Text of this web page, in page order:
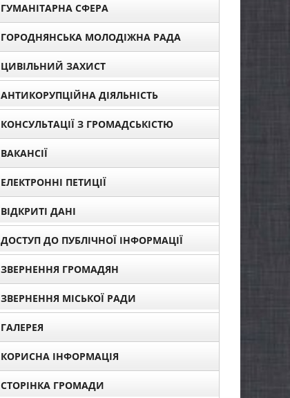
ГУМАНІТАРНА СФЕРА
ГОРОДНЯНСЬКА МОЛОДІЖНА РАДА
ЦИВІЛЬНИЙ ЗАХИСТ
АНТИКОРУПЦІЙНА ДІЯЛЬНІСТЬ
КОНСУЛЬТАЦІЇ З ГРОМАДСЬКІСТЮ
ВАКАНСІЇ
ЕЛЕКТРОННІ ПЕТИЦІЇ
ВІДКРИТІ ДАНІ
ДОСТУП ДО ПУБЛІЧНОЇ ІНФОРМАЦІЇ
ЗВЕРНЕННЯ ГРОМАДЯН
ЗВЕРНЕННЯ МІСЬКОЇ РАДИ
ГАЛЕРЕЯ
КОРИСНА ІНФОРМАЦІЯ
СТОРІНКА ГРОМАДИ